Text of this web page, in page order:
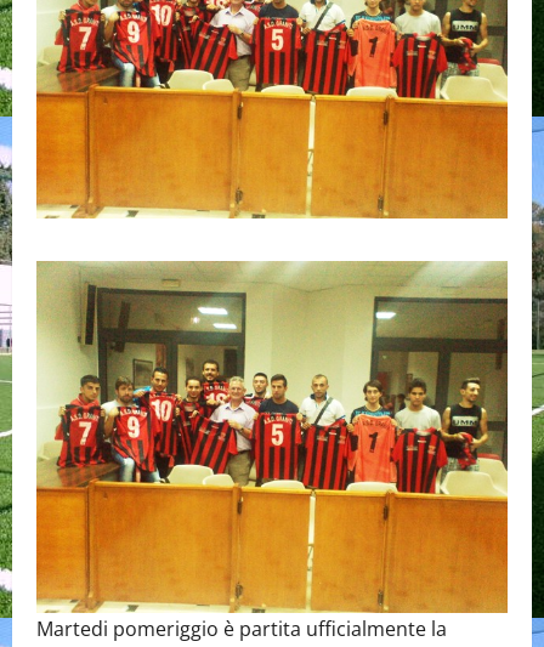
Martedi pomeriggio è partita ufficialmente la